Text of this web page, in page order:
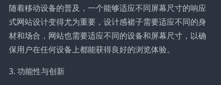
随着移动设备的普及，一个能够适应不同屏幕尺寸的响应
式网站设计变得尤为重要，设计感裙子需要适应不同的身
材和场合，网站也需要适应不同的设备和屏幕尺寸，以确
保用户在任何设备上都能获得良好的浏览体验。
3. 功能性与创新